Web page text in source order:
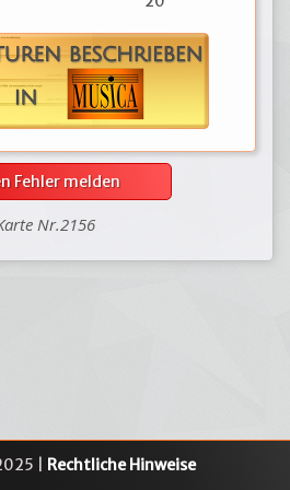
Fehler melden
Nr.2156
| Rechtliche Hinweise